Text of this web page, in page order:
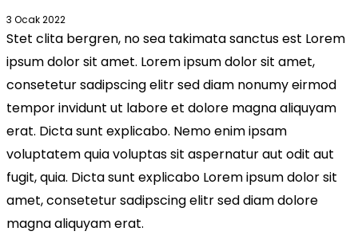
3 Ocak 2022
Stet clita bergren, no sea takimata sanctus est Lorem
ipsum dolor sit amet. Lorem ipsum dolor sit amet,
consetetur sadipscing elitr sed diam nonumy eirmod
tempor invidunt ut labore et dolore magna aliquyam
erat. Dicta sunt explicabo. Nemo enim ipsam
voluptatem quia voluptas sit aspernatur aut odit aut
fugit, quia. Dicta sunt explicabo Lorem ipsum dolor sit
amet, consetetur sadipscing elitr sed diam dolore
magna aliquyam erat.